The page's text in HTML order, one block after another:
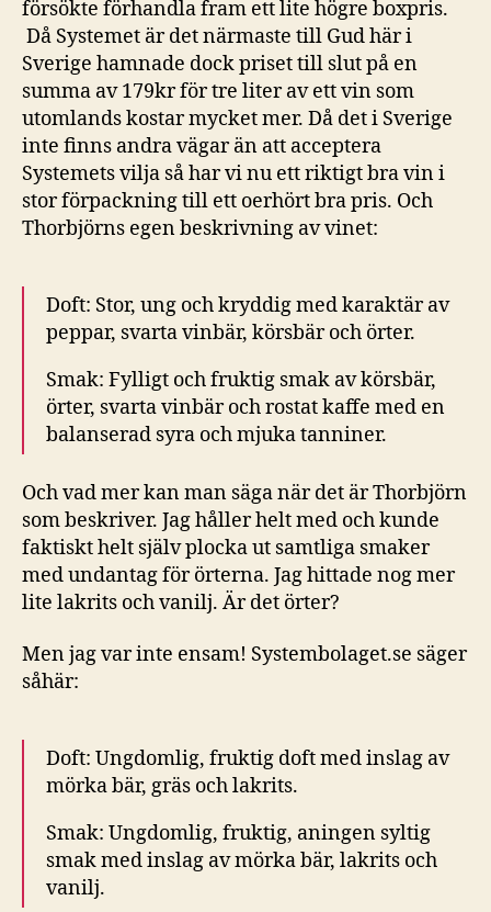
försökte förhandla fram ett lite högre boxpris.
Då Systemet är det närmaste till Gud här i
Sverige hamnade dock priset till slut på en
summa av 179kr för tre liter av ett vin som
utomlands kostar mycket mer. Då det i Sverige
inte finns andra vägar än att acceptera
Systemets vilja så har vi nu ett riktigt bra vin i
stor förpackning till ett oerhört bra pris. Och
Thorbjörns egen beskrivning av vinet:
Doft: Stor, ung och kryddig med karaktär av
peppar, svarta vinbär, körsbär och örter.
Smak: Fylligt och fruktig smak av körsbär,
örter, svarta vinbär och rostat kaffe med en
balanserad syra och mjuka tanniner.
Och vad mer kan man säga när det är Thorbjörn
som beskriver. Jag håller helt med och kunde
faktiskt helt själv plocka ut samtliga smaker
med undantag för örterna. Jag hittade nog mer
lite lakrits och vanilj. Är det örter?
Men jag var inte ensam! Systembolaget.se säger
såhär:
Doft: Ungdomlig, fruktig doft med inslag av
mörka bär, gräs och lakrits.
Smak: Ungdomlig, fruktig, aningen syltig
smak med inslag av mörka bär, lakrits och
vanilj.